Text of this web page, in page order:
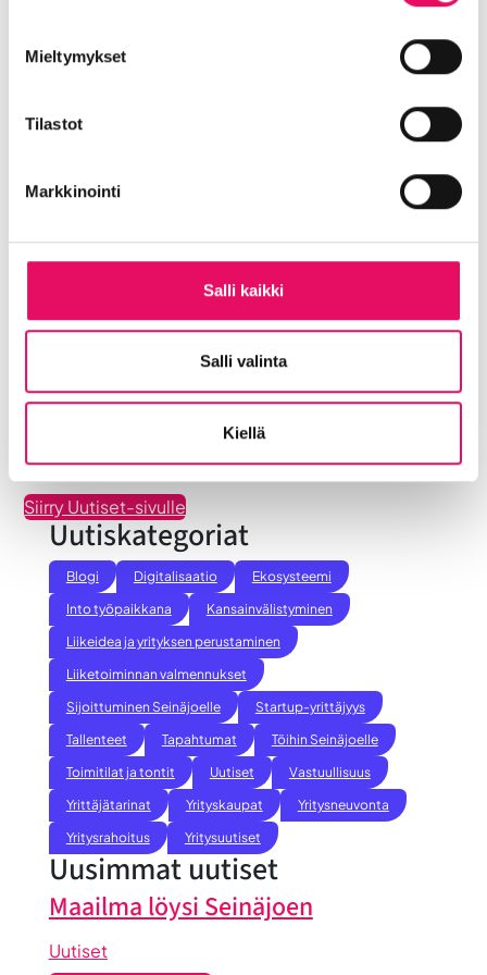
Mieltymykset
Tilastot
Markkinointi
Salli kaikki
Salli valinta
Kiellä
Rentouttavaa kesää!
somessa
Siirry Uutiset-sivulle
Uutiskategoriat
Blogi Digitalisaatio
Ekosysteemi
Into työpaikkana
Kansainvälistyminen
Liikeidea ja yrityksen perustaminen
Liiketoiminnan valmennukset
Sijoittuminen Seinäjoelle
Startup-yrittäjyys
Tallenteet
Tapahtumat
Töihin Seinäjoelle
Toimitilat ja tontit
Uutiset
Vastuullisuus
Yrittäjätarinat
Yrityskaupat
Yritysneuvonta
Yritysrahoitus
Yritysuutiset
Uusimmat uutiset
Maailma löysi Seinäjoen
Uutiset